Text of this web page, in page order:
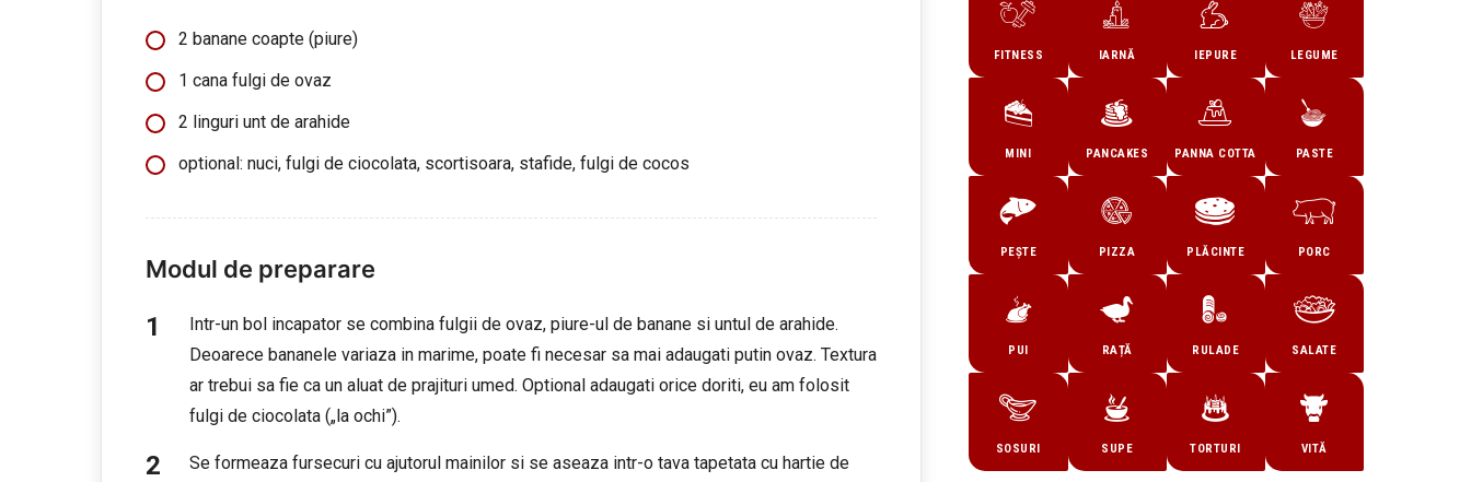
2 banane coapte (piure)
1 cana fulgi de ovaz
2 linguri unt de arahide
optional: nuci, fulgi de ciocolata, scortisoara, stafide, fulgi de cocos
Modul de preparare
Intr-un bol incapator se combina fulgii de ovaz, piure-ul de banane si untul de arahide.
Deoarece bananele variaza in marime, poate fi necesar sa mai adaugati putin ovaz. Textura
ar trebui sa fie ca un aluat de prajituri umed. Optional adaugati orice doriti, eu am folosit
fulgi de ciocolata („la ochi”).
Se formeaza fursecuri cu ajutorul mainilor si se aseaza intr-o tava tapetata cu hartie de
FITNESS IARNĂ IEPURE LEGUME
MINI PANCAKES PANNA COTTA PASTE
PEȘTE PIZZA PLĂCINTE PORC
PUI RAȚĂ RULADE SALATE
SOSURI SUPE TORTURI VITĂ